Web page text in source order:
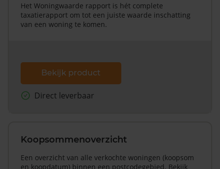
Het Woningwaarde rapport is hét complete
taxatierapport om tot een juiste waarde inschatting
van een woning te komen.
Bekijk product
Direct leverbaar
Koopsommenoverzicht
Een overzicht van alle verkochte woningen (koopsom
en koopdatum) binnen een postcodegebied. Bekijk